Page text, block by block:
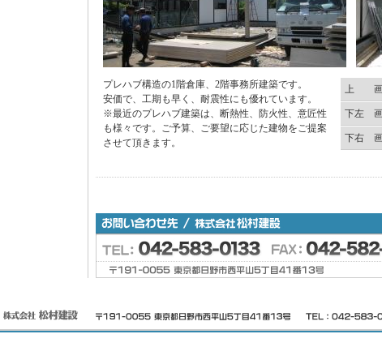
上 画
下左
下右
プレハブ構造の1階倉庫、2階事務所建築です。
安価で、工期も早く、耐震性にも優れています。
※最近のプレハブ建築は、断熱性、防火性、意匠性
も様々です。ご予算、ご要望に応じた建物をご提案
させて頂きます。